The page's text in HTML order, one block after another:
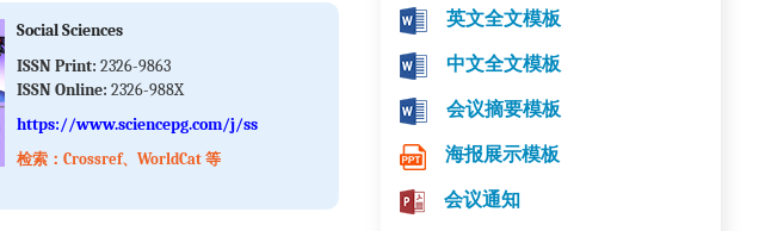
Social Sciences
ISSN Print: 2326-9863
ISSN Online: 2326-988X
https://www.sciencepg.com/j/ss
检索：Crossref、WorldCat 等
英文全文模板
中文全文模板
会议摘要模板
海报展示模板
会议通知